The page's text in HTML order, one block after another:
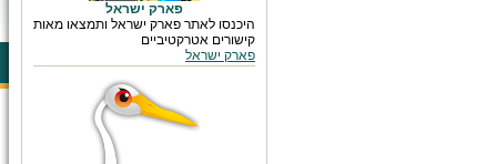
פארק ישראל
היכנסו לאתר פארק ישראל ותמצאו מאות
קישורים אטרקטיביים
פארק ישראל